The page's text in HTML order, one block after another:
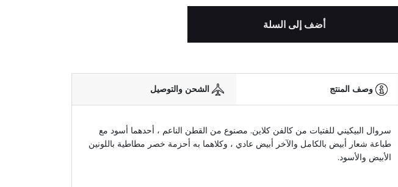
أضف إلى السلة
وصف المنتج الشحن والتوصيل
سروال البيكيني للفتيات من كالفن كلاين. مصنوع من القطن الناعم ، أحدهما أسود مع
طباعة شعار أبيض بالكامل والآخر أبيض عادي ، وكلاهما به أحزمة خصر مطاطية باللونين
الأبيض والأسود.